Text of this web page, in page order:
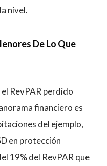
nivel.
De Lo Que
RevPAR perdido
financiero es
del ejemplo,
en protección
19% del RevPAR que